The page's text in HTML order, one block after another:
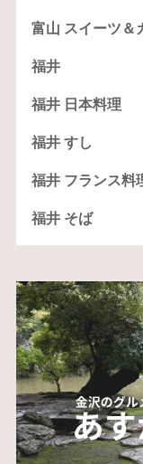
富山 スイーツ＆
福井
福井 日本料理
福井 すし
福井 フランス料
福井 そば